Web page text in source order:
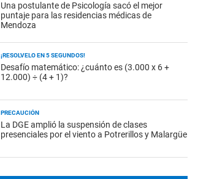
Una postulante de Psicología sacó el mejor
puntaje para las residencias médicas de
Mendoza
¡RESOLVELO EN 5 SEGUNDOS!
Desafío matemático: ¿cuánto es (3.000 x 6 +
12.000) ÷ (4 + 1)?
PRECAUCIÓN
La DGE amplió la suspensión de clases
presenciales por el viento a Potrerillos y Malargüe